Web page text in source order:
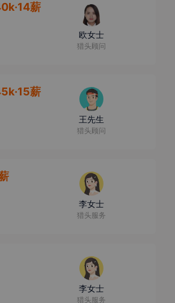
薪
欧女士
猎头顾问
薪
王先生
猎头顾问
李女士
猎头服务
李女士
猎头服务